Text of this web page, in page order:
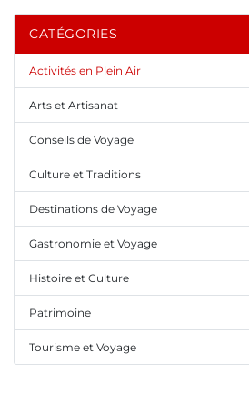
CATÉGORIES
Activités en Plein Air
Arts et Artisanat
Conseils de Voyage
Culture et Traditions
Destinations de Voyage
Gastronomie et Voyage
Histoire et Culture
Patrimoine
Tourisme et Voyage